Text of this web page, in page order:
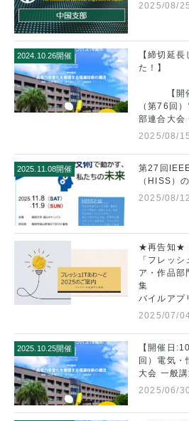
2025/08/25
2024.10.26開催
【締切延長
【開催
（第76回
部連合大会
2025/08/15
2025.11.08開催
第27回
（HISS）
2025/08/12
★再告知★
「フレッ
ア・作品部
集
バイルアプ
2025/07/
2025.10.25開催
【開催日
回）電気・
大会 一般
2025/06/30